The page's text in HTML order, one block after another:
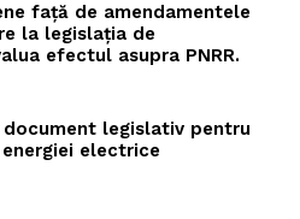
față de amendamentele
la legislația de
efectul asupra PNRR.
legislativ pentru
electrice